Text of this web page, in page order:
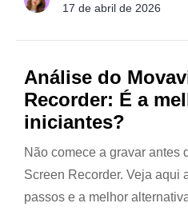
17 de abril de 2026
Análise do
Recorder: É a
iniciantes?
Não comece a gravar antes
Screen Recorder. Veja aqui
passos e a melhor